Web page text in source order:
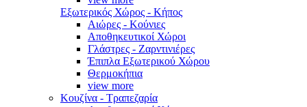
Εξωτερικός Χώρος - Κήπος
Αιώρες - Κούνιες
Αποθηκευτικοί Χώροι
Γλάστρες - Ζαρντινιέρες
Έπιπλα Εξωτερικού Χώρου
Θερμοκήπια
view more
Κουζίνα - Τραπεζαρία